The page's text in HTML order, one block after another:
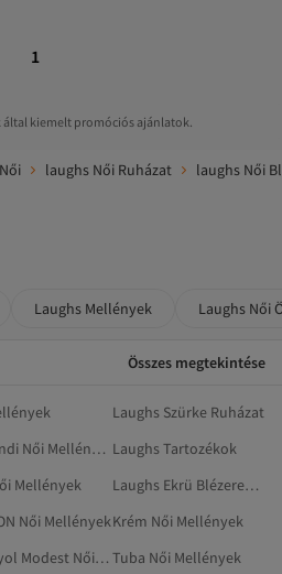
1
kiemelt promóciós ajánlatok.
laughs Női Ruházat laughs Női
Laughs Mellények Laughs Női
Összes megtekintése
Laughs Szürke Ruházat
Burgundi Női Mellények Laughs Tartozékok
Mellények
Laughs Ekrü Blézerek És Mellények
Női MellényekKrém Női Mellények
Trendyol Modest Női Szolid Mellények Tuba Női Mellények